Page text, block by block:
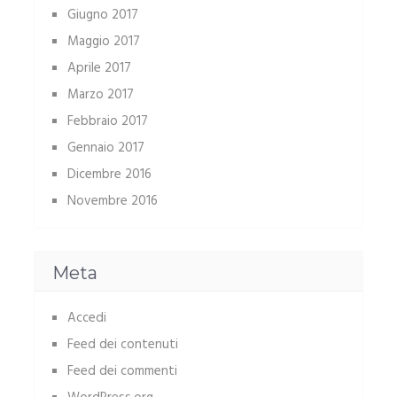
Giugno 2017
Maggio 2017
Aprile 2017
Marzo 2017
Febbraio 2017
Gennaio 2017
Dicembre 2016
Novembre 2016
Meta
Accedi
Feed dei contenuti
Feed dei commenti